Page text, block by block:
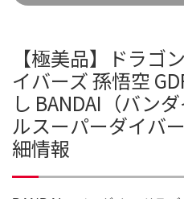
【極美品】ドラゴ
イバーズ 孫悟空
し BANDAI（バン
ルスーパーダイバ
細情報